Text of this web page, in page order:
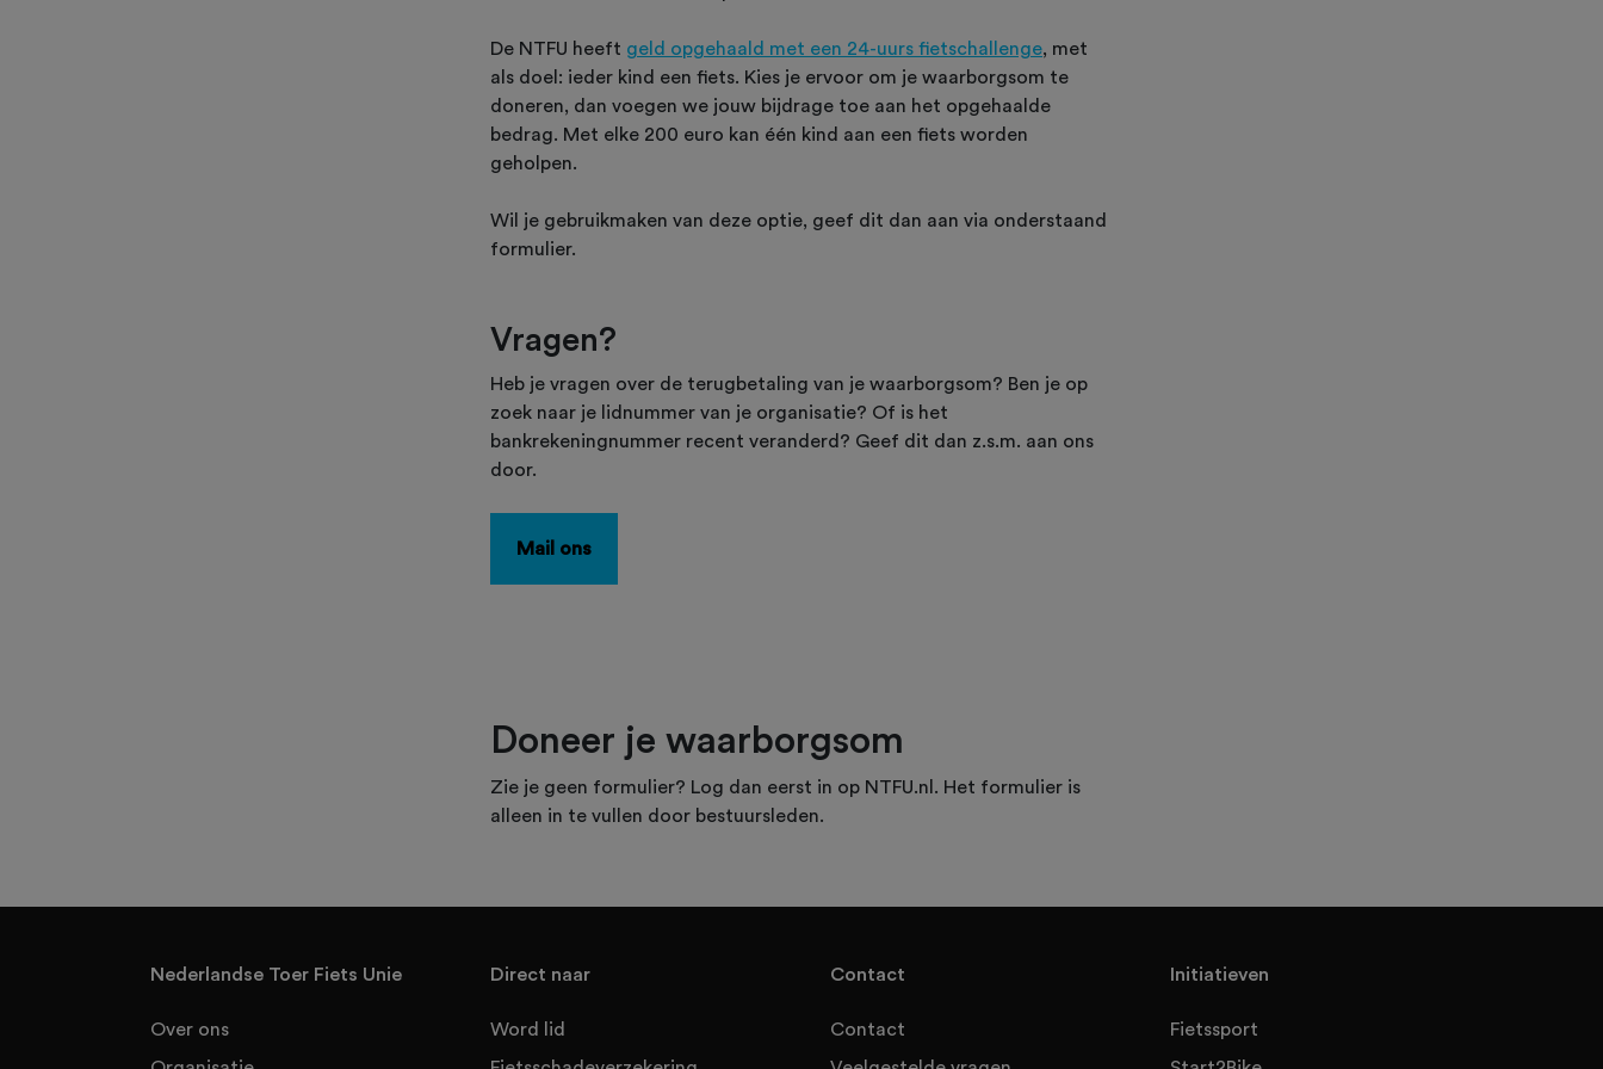
De NTFU heeft geld opgehaald met een 24-uurs fietschallenge, met
als doel: ieder kind een fiets. Kies je ervoor om je waarborgsom te
doneren, dan voegen we jouw bijdrage toe aan het opgehaalde
bedrag. Met elke 200 euro kan één kind aan een fiets worden
geholpen.
Wil je gebruikmaken van deze optie, geef dit dan aan via onderstaand
formulier.
Vragen?
Heb je vragen over de terugbetaling van je waarborgsom? Ben je op
zoek naar je lidnummer van je organisatie? Of is het
bankrekeningnummer recent veranderd? Geef dit dan z.s.m. aan ons
door.
Mail ons
Doneer je waarborgsom
Zie je geen formulier? Log dan eerst in op NTFU.nl. Het formulier is
alleen in te vullen door bestuursleden.
Nederlandse Toer Fiets Unie
Over ons
Direct naar
Word lid
Contact
Contact
Initiatieven
Fietssport